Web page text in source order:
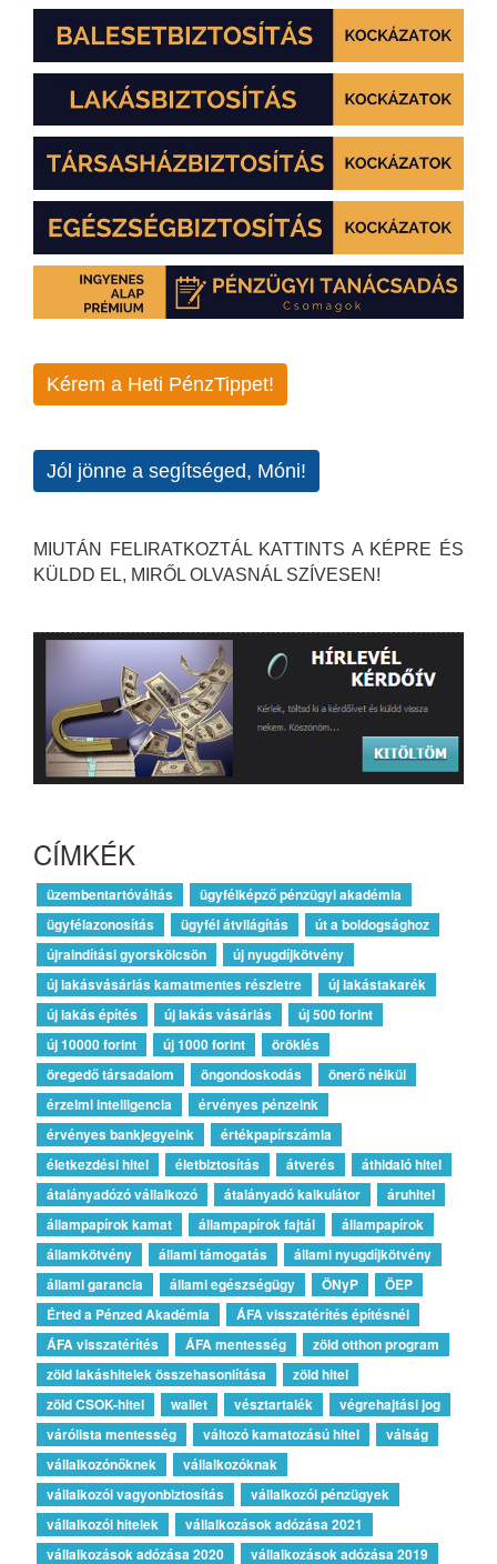
Kérem a Heti PénzTippet!
Jól jönne a segítséged, Móni!
MIUTÁN FELIRATKOZTÁL KATTINTS A KÉPRE ÉS
KÜLDD EL, MIRŐL OLVASNÁL SZÍVESEN!
CÍMKÉK
üzembentartóváltás
ügyfélképző pénzügyi akadémia
ügyfélazonosítás
ügyfél átvilágítás
út a boldogsághoz
újraindítási gyorskölcsön
új nyugdíjkötvény
új lakásvásárlás kamatmentes részletre
új lakástakarék
új lakás építés
új lakás vásárlás
új 500 forint
új 10000 forint
új 1000 forint
öröklés
öregedő társadalom
öngondoskodás
önerő nélkül
érzelmi intelligencia
érvényes pénzeink
érvényes bankjegyeink
értékpapírszámla
életkezdési hitel
életbiztosítás átverés
áthidaló hitel
átalányadózó vállalkozó
átalányadó kalkulátor
áruhitel
állampapírok kamat
állampapírok fajtái
állampapírok
államkötvény
állami támogatás
állami nyugdíjkötvény
állami garancia
állami egészségügy ÖNyP
ÖEP
Érted a Pénzed Akadémia
ÁFA visszatérítés építésnél
ÁFA visszatérítés
ÁFA mentesség
zöld otthon program
zöld lakáshitelek összehasonlítása
zöld hitel
zöld CSOK-hitel
wallet vésztartalék
végrehajtási jog
várólista mentesség
változó kamatozású hitel
válság
vállalkozónőknek
vállalkozóknak
vállalkozói vagyonbiztosítás
vállalkozói pénzügyek
vállalkozói hitelek
vállalkozások adózása 2021
vállalkozások adózása 2020
vállalkozások adózása 2019